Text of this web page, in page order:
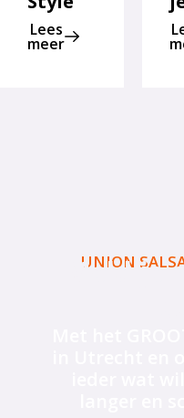
Lees
meer
UNION
Meld je